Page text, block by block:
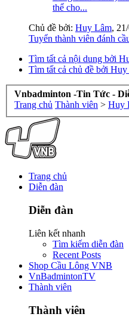
thể cho...
Chủ đề bởi: Huy Lâm,
Tuyển thành viên đánh
Tìm tất cả nội dung bởi
Tìm tất cả chủ đề bởi
Vnbadminton -Tin Tức -
Trang chủ Thành viên > Huy
Trang chủ
Diễn đàn
Diễn đàn
Liên kết nhanh
Tìm kiếm diễn đàn
Recent Posts
Shop Cầu Lông VNB
VnBadmintonTV
Thành viên
Thành viên